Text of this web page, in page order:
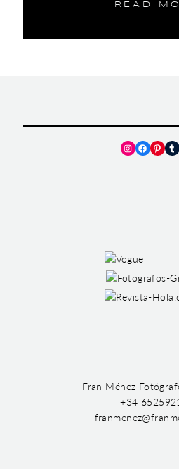
READ
Instagram
Fran Ménez
+34